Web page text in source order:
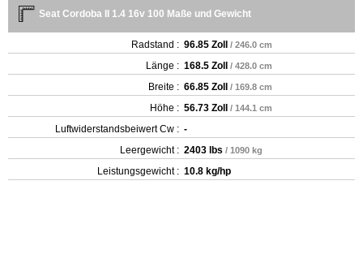
Seat Cordoba II 1.4 16v 100 Maße und Gewicht
Radstand : 96.85 Zoll / 246.0 cm
Länge : 168.5 Zoll / 428.0 cm
Breite : 66.85 Zoll / 169.8 cm
Höhe : 56.73 Zoll / 144.1 cm
Luftwiderstandsbeiwert Cw : -
Leergewicht‎ : 2403 lbs / 1090 kg
Leistungsgewicht : 10.8 kg/hp